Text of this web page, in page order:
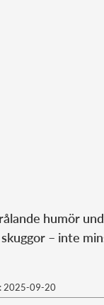
humör
– inte
2025-09-20